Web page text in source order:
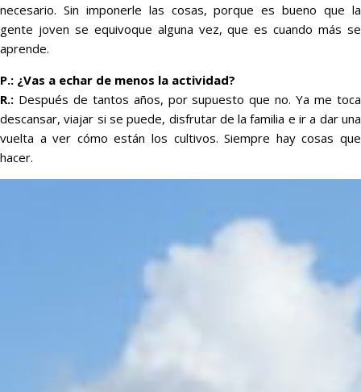
necesario. Sin imponerle las cosas, porque es bueno que la
gente joven se equivoque alguna vez, que es cuando más se
aprende.
P.: ¿Vas a echar de menos la actividad?
R.: Después de tantos años, por supuesto que no. Ya me toca
descansar, viajar si se puede, disfrutar de la familia e ir a dar una
vuelta a ver cómo están los cultivos. Siempre hay cosas que
hacer.